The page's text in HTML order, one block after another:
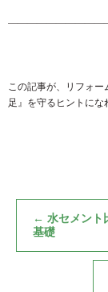
この記事が、リフォ
足』を守るヒントにな
← 水セメント
基礎